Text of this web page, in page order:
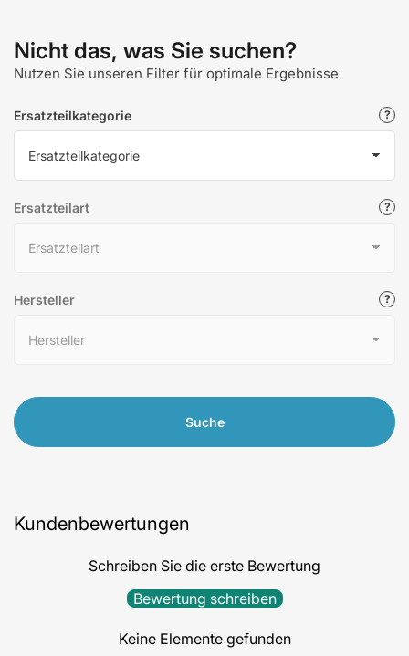
Nicht das, was Sie suchen?
Nutzen Sie unseren Filter für optimale Ergebnisse
Ersatzteilkategorie
Ersatzteilart
Hersteller
Suche
Kundenbewertungen
Schreiben Sie die erste Bewertung
Bewertung schreiben
Keine Elemente gefunden